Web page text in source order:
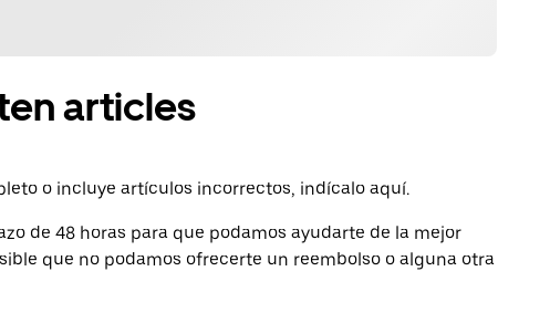
articles
o incluye artículos incorrectos, indícalo aquí.
de 48 horas para que podamos ayudarte de la mejor
que no podamos ofrecerte un reembolso o alguna otra